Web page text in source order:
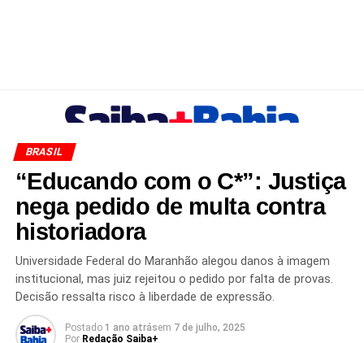
BRASIL
“Educando com o C*”: Justiça
nega pedido de multa contra
historiadora
Universidade Federal do Maranhão alegou danos à imagem
institucional, mas juiz rejeitou o pedido por falta de provas.
Decisão ressalta risco à liberdade de expressão.
Postado 1 ano atrásem 7 de julho, 2025
Por Redação Saiba+